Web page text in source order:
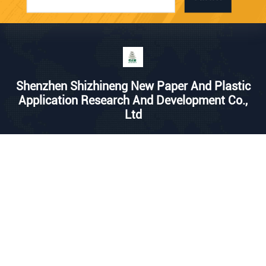
Shenzhen Shizhineng New Paper And Plastic
Application Research And Development Co.,
Ltd